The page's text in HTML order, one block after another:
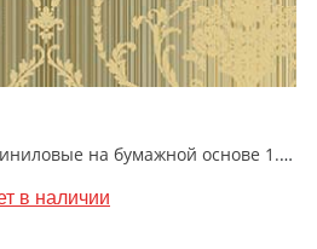
81058-4 Timeless Обои виниловые на бумажной основе 1.06*15.5
в наличии